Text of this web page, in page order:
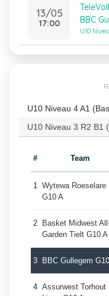
13/05
17:00
BBC
U10
U10 Niveau 4 A1
U10 Niveau 3 R2 B1
# Team
1 Wytewa Roeselare
G10 A
2
Basket Midwest
Garden Tielt G10 A
3 BBC Gullegem
4 Assurwest Torhout